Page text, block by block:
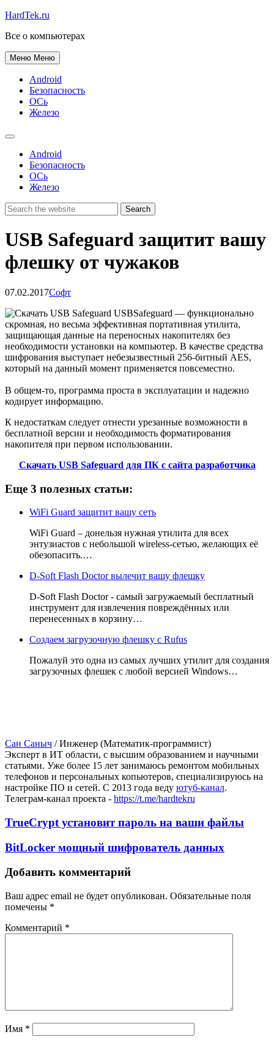
HardTek.ru
Все о компьютерах
Меню Меню
Android
Безопасность
ОСь
Железо
Android
Безопасность
ОСь
Железо
USB Safeguard защитит вашу
флешку от чужаков
07.02.2017Софт
USBSafeguard — функционально
скромная, но весьма эффективная портативная утилита,
защищающая данные на переносных накопителях без
необходимости установки на компьютер. В качестве средства
шифрования выступает небезызвестный 256-битный AES,
который на данный момент применяется повсеместно.
В общем-то, программа проста в эксплуатации и надежно
кодирует информацию.
К недостаткам следует отнести урезанные возможности в
бесплатной версии и необходимость форматирования
накопителя при первом использовании.
Скачать USB Safeguard для ПК с сайта разработчика
Еще 3 полезных статьи:
WiFi Guard защитит вашу сеть
WiFi Guard – донельзя нужная утилита для всех
энтузиастов с небольшой wireless-сетью, желающих её
обезопасить.…
D-Soft Flash Doctor вылечит вашу флешку
D-Soft Flash Doctor - самый загружаемый бесплатный
инструмент для извлечения повреждённых или
перенесенных в корзину…
Создаем загрузочную флешку с Rufus
Пожалуй это одна из самых лучших утилит для создания
загрузочных флешек с любой версией Windows…
Сан Саныч /Инженер (Математик-программист)
Эксперт в ИТ области, с высшим образованием и научными
статьями. Уже более 15 лет занимаюсь ремонтом мобильных
телефонов и персональных копьютеров, специализируюсь на
настройке ПО и сетей. С 2013 года веду ютуб-канал.
Телеграм-канал проекта - https://t.me/hardtekru
TrueCrypt установит пароль на ваши файлы
BitLocker мощный шифрователь данных
Добавить комментарий
Ваш адрес email не будет опубликован. Обязательные поля
помечены *
Комментарий *
Имя *